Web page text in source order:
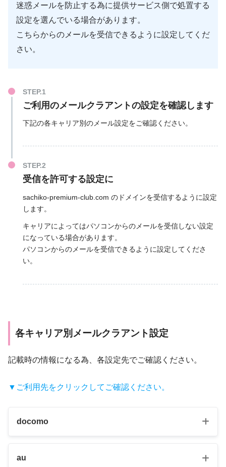
迷惑メールを防止する為に提供サービス側で処置する
設定を選んでいる場合があります。
こちらからのメールを受信できるように設定してくだ
さい。
ご利用のメールクラアントの設定を確認します
下記の各キャリア別のメール設定をご確認ください。
受信を許可する設定に
sachiko-premium-club.com のドメインを受信するように設定
します。
キャリアによってはパソコンからのメールを受信しない設定
になっている場合があります。
パソコンからのメールを受信できるように設定してくださ
い。
各キャリア別メールクラアント設定
記載時の情報になる為、各設定先でご確認ください。
▼ご利用先をクリックしてご確認ください。
docomo
au